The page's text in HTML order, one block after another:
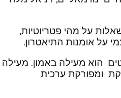
על מהי פטריוטיות,
על אומנות התיאטרון.
הוא מעילה באמון. מעילה
ומפורקת ערכית